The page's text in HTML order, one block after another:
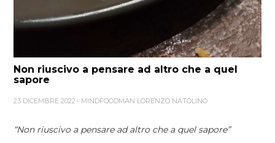
Non riuscivo a pensare ad altro che a quel
sapore
23 DICEMBRE 2022 MINDFOODMAN LORENZO NATOLINO
“Non riuscivo a pensare ad altro che a quel sapore”